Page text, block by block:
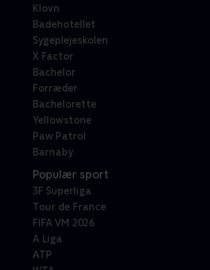
Klovn
Badehotellet
Sygeplejeskolen
X Factor
Bachelor
Forræder
Bachelorette
Yellowstone
Paw Patrol
Barnaby
Populær sport
3F Superliga
Tour de France
FIFA VM 2026
A Liga
ATP